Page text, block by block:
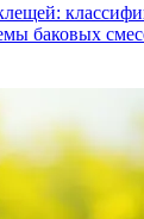
баковых